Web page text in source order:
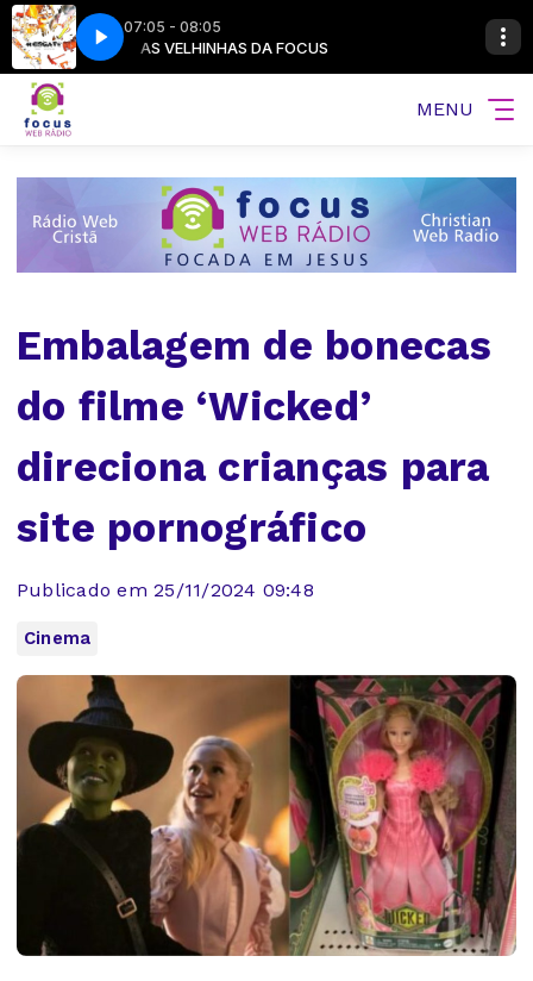
07:05 - 08:05
AS VELHINHAS DA FOCUS
Resgate - Sete Dias
MENU
Embalagem de bonecas
do filme ‘Wicked’
direciona crianças para
site pornográfico
Publicado em 25/11/2024 09:48
Cinema